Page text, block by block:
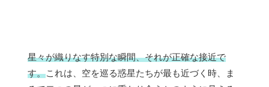
星々が織りなす特別な瞬間、それが正確な接近で
す。これは、空を巡る惑星たちが最も近づく時、ま